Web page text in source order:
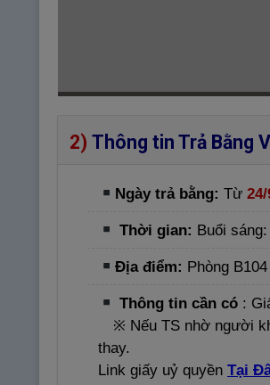
2) Thông tin Trả Bằng
Ngày trả bằng: Từ
Thời gian: Buổi
Địa điểm: Phòng
Thông tin cần có:
※ Nếu TS nhờ người
thay.
Link giấy uỷ quyền Tại